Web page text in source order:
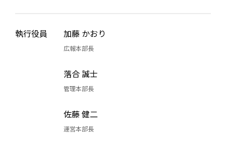
執行役員 加藤 かおり
広報本部長
落合 誠士
管理本部長
佐藤 健二
運営本部長